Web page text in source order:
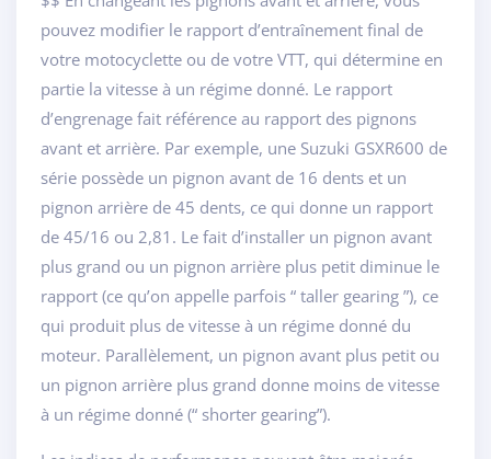
pouvez modifier le rapport d’entraînement final de
votre motocyclette ou de votre VTT, qui détermine en
partie la vitesse à un régime donné. Le rapport
d’engrenage fait référence au rapport des pignons
avant et arrière. Par exemple, une Suzuki GSXR600 de
série possède un pignon avant de 16 dents et un
pignon arrière de 45 dents, ce qui donne un rapport
de 45/16 ou 2,81. Le fait d’installer un pignon avant
plus grand ou un pignon arrière plus petit diminue le
rapport (ce qu’on appelle parfois “ taller gearing ”), ce
qui produit plus de vitesse à un régime donné du
moteur. Parallèlement, un pignon avant plus petit ou
un pignon arrière plus grand donne moins de vitesse
à un régime donné (“ shorter gearing”).